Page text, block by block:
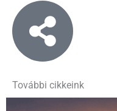
További cikkeink